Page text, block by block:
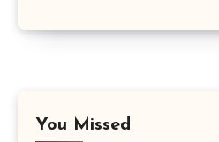
You Missed